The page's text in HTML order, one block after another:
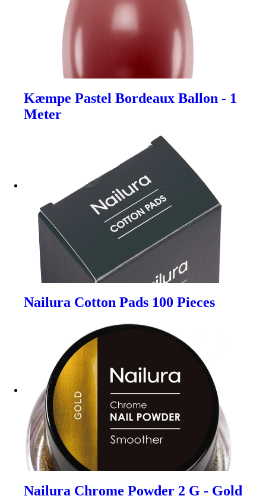
Kæmpe Pastel Bordeaux Ballon - 1
Meter
Nailura Cotton Pads 100 Pieces
Nailura Chrome Powder 2 G - Gold